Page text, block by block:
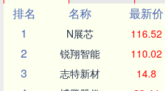
排名
名称 最新价
1
N展芯 116.52
2 锐翔智能 110.02
3 志特新材 14.8